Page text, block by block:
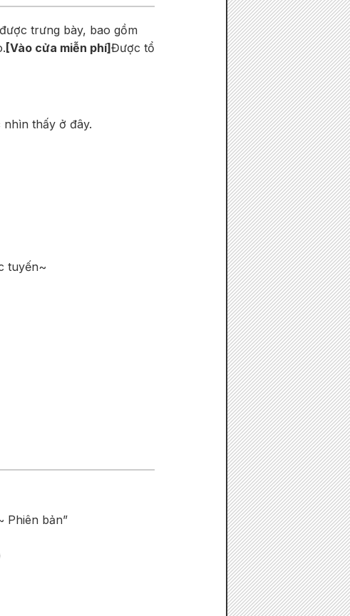
trưng bày, bao gồm
[Vào cửa miễn phí]Được tổ
thấy ở đây.
tuyến~
Phiên bản”